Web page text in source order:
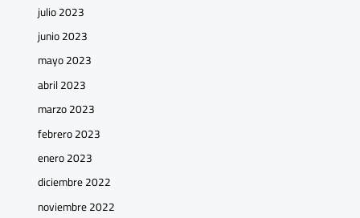
julio 2023
junio 2023
mayo 2023
abril 2023
marzo 2023
febrero 2023
enero 2023
diciembre 2022
noviembre 2022